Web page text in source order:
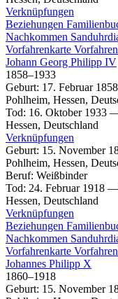
Verknüpfungen
Beziehungen
Nachkommen
Vorfahrenkarte
Johann Georg Philipp IV
1858–1933
Geburt: 17. Februar 1858
Pohlheim, Hessen,
Tod: 16. Oktober 1933
Hessen, Deutschland
Verknüpfungen
Geburt: 15. November
Pohlheim, Hessen,
Beruf: Weißbinder
Tod: 24. Februar 1918 —
Hessen, Deutschland
Verknüpfungen
Beziehungen
Nachkommen
Vorfahrenkarte
Johannes Philipp X
1860–1918
Geburt: 15. November